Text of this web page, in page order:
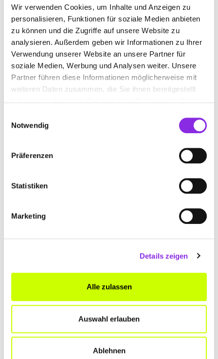
Wir verwenden Cookies, um Inhalte und Anzeigen zu
personalisieren, Funktionen für soziale Medien anbieten
zu können und die Zugriffe auf unsere Website zu
analysieren. Außerdem geben wir Informationen zu Ihrer
Verwendung unserer Website an unsere Partner für
soziale Medien, Werbung und Analysen weiter. Unsere
Partner führen diese Informationen möglicherweise mit
weiteren Daten zusammen, die Sie ihnen bereitgestellt
Notwendig
Präferenzen
Statistiken
Marketing
Details zeigen
Alle zulassen
Auswahl erlauben
Ablehnen
Feldheimer Wald.
DieGrillhütte Trais-Horloffliegt am Wolfskauter Weg,
neben der Mehrzweckhalle.
DieGrillhütte Nonnenrothbefindet sich an der
Heerstraße 2, neben dem Dorfgemeinschaftshaus.
In Villingen gibt es dieGrillhütte Villingen im Steinbruch,
die vom Grillausschuss Villingen betreut wird.
Ausstattungen:
besonders stolz auf die 2004 gebaute Grillhütte auf dem
Freizeitgelände. Die Anlage ist auch überregional bekannt
um sie für eigene Veranstaltungen und Feste zu nutzen.
: Am Ortsrand von Wernges liegt diese
Grillhütte, die über einen überdachten Grill verfügt. Das
kostet 40 Euro plus Nebenkosten, die Kaution beträgt 75
Grillplatz “Kirschenallee”: Dieser Grillplatz verfügt über
einen Grill, eine Feuerstelle und zwei überdachte
Wasser und keinen Strom. Der Grillplatz ist nicht
behindertengerecht. Sanitäranlagen in Form einer Dixi-